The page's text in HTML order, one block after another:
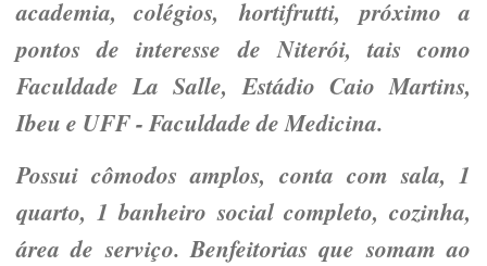
academia, colégios, hortifrutti, próximo a
pontos de interesse de Niterói, tais como
Faculdade La Salle, Estádio Caio Martins,
Ibeu e UFF - Faculdade de Medicina.
Possui cômodos amplos, conta com sala, 1
quarto, 1 banheiro social completo, cozinha,
área de serviço. Benfeitorias que somam ao